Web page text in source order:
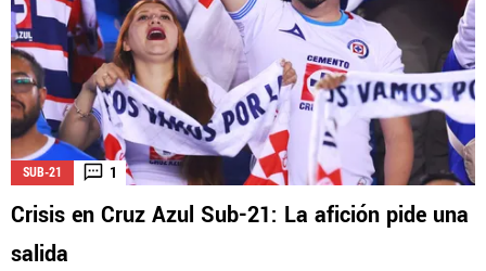
SUB-21 1
Crisis en Cruz Azul Sub-21: La afición pide una
salida